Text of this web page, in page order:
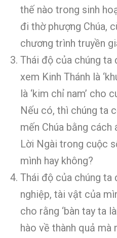
thế nào trong sinh
đi thờ phượng Chúa,
chương trình truyền
Thái độ của chúng ta
xem Kinh Thánh là
là ‘kim chỉ nam’ cho
Nếu có, thì chúng ta
mến Chúa bằng cách
Lời Ngài trong cuộc
mình hay không?
Thái độ của chúng ta
nghiệp, tài vật của
cho rằng ‘bàn tay ta
hào về thành quả